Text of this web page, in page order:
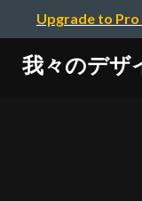
Upgrade to Pro
我々のデザ